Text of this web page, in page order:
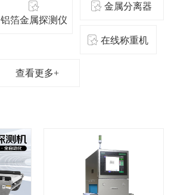
铝箔金属探测仪
金属分离器
在线称重机
查看更多+